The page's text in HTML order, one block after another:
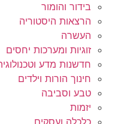
בידור והומור
הרצאות היסטוריה
העשרה
זוגיות ומערכות יחסים
חדשנות מדע
חינוך הורות וילדים
טבע וסביבה
יזמות